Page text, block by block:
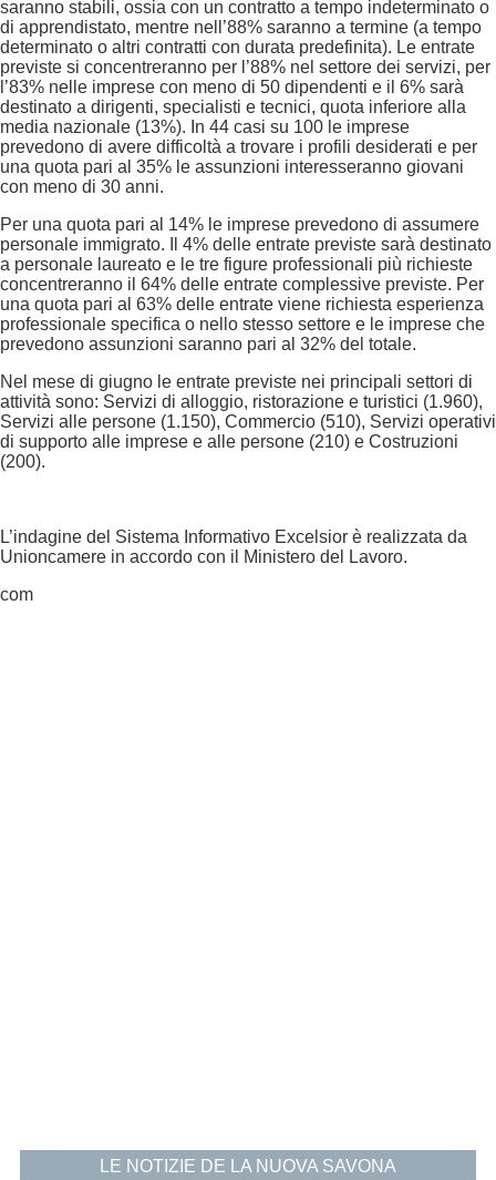
saranno stabili, ossia con un contratto a tempo indeterminato o
di apprendistato, mentre nell’88% saranno a termine (a tempo
determinato o altri contratti con durata predefinita). Le entrate
previste si concentreranno per l’88% nel settore dei servizi, per
l’83% nelle imprese con meno di 50 dipendenti e il 6% sarà
destinato a dirigenti, specialisti e tecnici, quota inferiore alla
media nazionale (13%). In 44 casi su 100 le imprese
prevedono di avere difficoltà a trovare i profili desiderati e per
una quota pari al 35% le assunzioni interesseranno giovani
con meno di 30 anni.
Per una quota pari al 14% le imprese prevedono di assumere
personale immigrato. Il 4% delle entrate previste sarà destinato
a personale laureato e le tre figure professionali più richieste
concentreranno il 64% delle entrate complessive previste. Per
una quota pari al 63% delle entrate viene richiesta esperienza
professionale specifica o nello stesso settore e le imprese che
prevedono assunzioni saranno pari al 32% del totale.
Nel mese di giugno le entrate previste nei principali settori di
attività sono: Servizi di alloggio, ristorazione e turistici (1.960),
Servizi alle persone (1.150), Commercio (510), Servizi operativi
di supporto alle imprese e alle persone (210) e Costruzioni
(200).
L’indagine del Sistema Informativo Excelsior è realizzata da
Unioncamere in accordo con il Ministero del Lavoro.
com
LE NOTIZIE DE LA NUOVA SAVONA